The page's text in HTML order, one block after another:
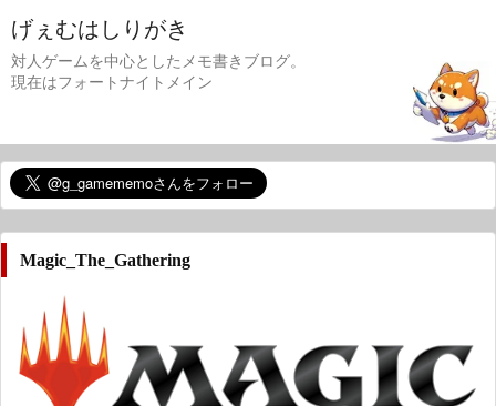
げぇむはしりがき
対人ゲームを中心としたメモ書きブログ。
現在はフォートナイトメイン
Magic_The_Gathering